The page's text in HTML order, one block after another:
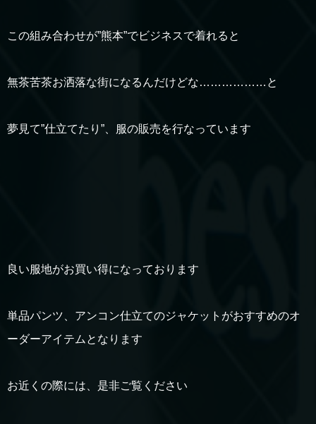
この組み合わせが”熊本”でビジネスで着れると
無茶苦茶お洒落な街になるんだけどな………………と
夢見て”仕立てたり”、服の販売を行なっています
良い服地がお買い得になっております
単品パンツ、アンコン仕立てのジャケットがおすすめのオ
ーダーアイテムとなります
お近くの際には、是非ご覧ください